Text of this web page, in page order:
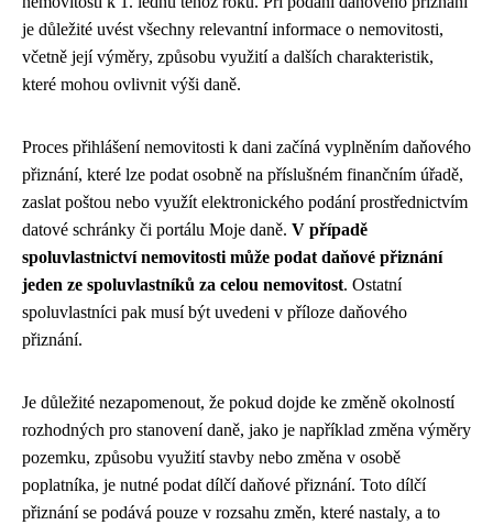
je důležité uvést všechny relevantní informace o nemovitosti,
včetně její výměry, způsobu využití a dalších charakteristik,
které mohou ovlivnit výši daně.
Proces přihlášení nemovitosti k dani začíná vyplněním daňového
přiznání, které lze podat osobně na příslušném finančním úřadě,
zaslat poštou nebo využít elektronického podání prostřednictvím
datové schránky či portálu Moje daně. V případě
spoluvlastnictví nemovitosti může podat daňové přiznání
jeden ze spoluvlastníků za celou nemovitost. Ostatní
spoluvlastníci pak musí být uvedeni v příloze daňového
přiznání.
Je důležité nezapomenout, že pokud dojde ke změně okolností
rozhodných pro stanovení daně, jako je například změna výměry
pozemku, způsobu využití stavby nebo změna v osobě
poplatníka, je nutné podat dílčí daňové přiznání. Toto dílčí
přiznání se podává pouze v rozsahu změn, které nastaly, a to